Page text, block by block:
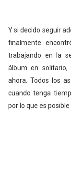
Y si decido seguir
finalmente
trabajando en la
álbum en
ahora. Todos los
cuando tenga
por lo que es